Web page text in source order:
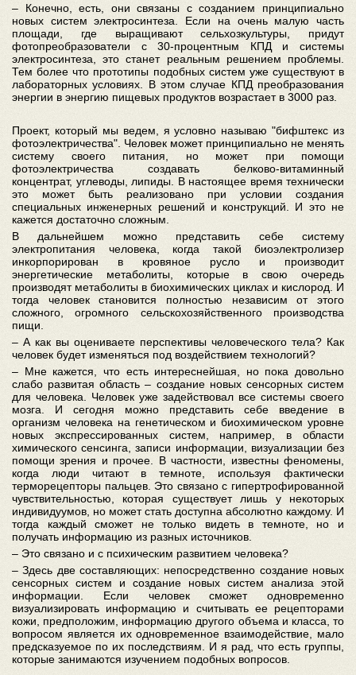
– Конечно, есть, они связаны с созданием принципиально
новых систем электросинтеза. Если на очень малую часть
площади, где выращивают сельхозкультуры, придут
фотопреобразователи с 30-процентным КПД и системы
электросинтеза, это станет реальным решением проблемы.
Тем более что прототипы подобных систем уже существуют в
лабораторных условиях. В этом случае КПД преобразования
энергии в энергию пищевых продуктов возрастает в 3000 раз.
Проект, который мы ведем, я условно называю "бифштекс из
фотоэлектричества". Человек может принципиально не менять
систему своего питания, но может при помощи
фотоэлектричества создавать белково-витаминный
концентрат, углеводы, липиды. В настоящее время технически
это может быть реализовано при условии создания
специальных инженерных решений и конструкций. И это не
кажется достаточно сложным.
В дальнейшем можно представить себе систему
электропитания человека, когда такой биоэлектролизер
инкорпорирован в кровяное русло и производит
энергетические метаболиты, которые в свою очередь
производят метаболиты в биохимических циклах и кислород. И
тогда человек становится полностью независим от этого
сложного, огромного сельскохозяйственного производства
пищи.
– А как вы оцениваете перспективы человеческого тела? Как
человек будет изменяться под воздействием технологий?
– Мне кажется, что есть интереснейшая, но пока довольно
слабо развитая область – создание новых сенсорных систем
для человека. Человек уже задействовал все системы своего
мозга. И сегодня можно представить себе введение в
организм человека на генетическом и биохимическом уровне
новых экспрессированных систем, например, в области
химического сенсинга, записи информации, визуализации без
помощи зрения и прочее. В частности, известны феномены,
когда люди читают в темноте, используя фактически
терморецепторы пальцев. Это связано с гипертрофированной
чувствительностью, которая существует лишь у некоторых
индивидуумов, но может стать доступна абсолютно каждому. И
тогда каждый сможет не только видеть в темноте, но и
получать информацию из разных источников.
– Это связано и с психическим развитием человека?
– Здесь две составляющих: непосредственно создание новых
сенсорных систем и создание новых систем анализа этой
информации. Если человек сможет одновременно
визуализировать информацию и считывать ее рецепторами
кожи, предположим, информацию другого объема и класса, то
вопросом является их одновременное взаимодействие, мало
предсказуемое по их последствиям. И я рад, что есть группы,
которые занимаются изучением подобных вопросов.